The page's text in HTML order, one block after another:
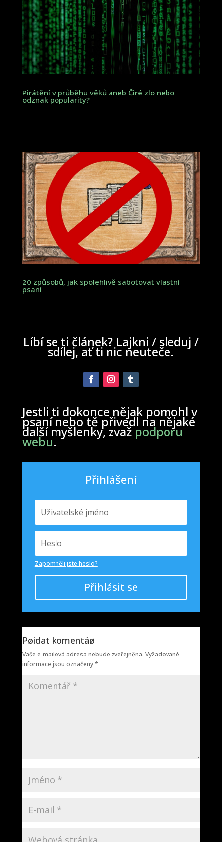
Pirátění v průběhu věků aneb Čiré zlo nebo
odznak popularity?
20 způsobů, jak spolehlivě sabotovat vlastní
psaní
Líbí se ti článek? Lajkni / sleduj /
sdílej, ať ti nic neuteče.
Jestli ti dokonce nějak pomohl v
psaní nebo tě přivedl na nějaké
další myšlenky, zvažpodporu
webu.
Přihlášení
Zapomněli jste heslo?
Přihlásit se
Pøidat komentáø
Vaše e-mailová adresa nebude zveřejněna. Vyžadované
informace jsou označeny*